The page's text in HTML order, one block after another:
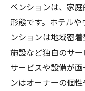
ペンションは、家
形態です。ホテル
ンションは地域密
施設など独自のサ
サービスや設備が
ンはオーナーの個